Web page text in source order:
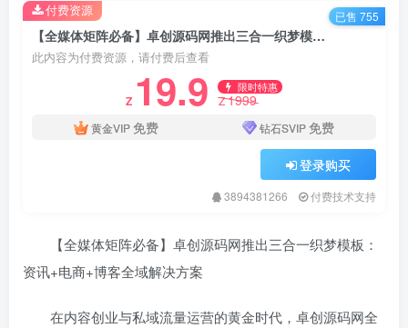
【全媒体矩阵必备】卓创源码网推出三合一织梦模板：资讯+电商+博客全域解决方案
此内容为付费资源，请付费后查看
Z 19.9 限时特惠
Z1999
黄金VIP免费 钻石SVIP免费
登录购买
3894381266 付费技术支持
付费资源 已售 755
【全媒体矩阵必备】卓创源码网推出三合一织梦模板：
资讯+电商+博客全域解决方案
在内容创业与私域流量运营的黄金时代，卓创源码网全